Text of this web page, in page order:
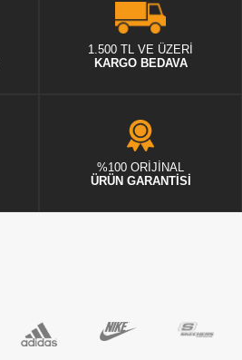
1.500 TL VE ÜZERİ
KARGO BEDAVA
%100 ORİJİNAL
ÜRÜN GARANTİSİ